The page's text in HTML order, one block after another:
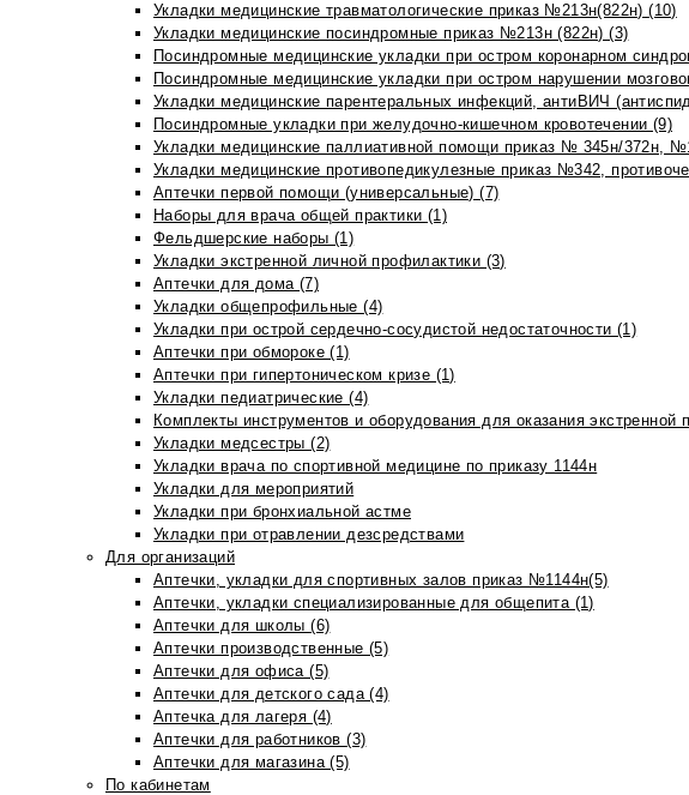
Укладки медицинские травматологические приказ №213н(822н) (10)
Укладки медицинские посиндромные приказ №213н (822н) (3)
Посиндромные медицинские укладки при остром коронарном
Посиндромные медицинские укладки при остром нарушении
Укладки медицинские парентеральных инфекций, антиВИЧ
Посиндромные укладки при желудочно-кишечном кровотечении (9)
Укладки медицинские паллиативной помощи приказ № 345н/372н,
Укладки медицинские противопедикулезные приказ №342,
Аптечки первой помощи (универсальные) (7)
Наборы для врача общей практики (1)
Фельдшерские наборы (1)
Укладки экстренной личной профилактики (3)
Аптечки для дома (7)
Укладки общепрофильные (4)
Укладки при острой сердечно-сосудистой недостаточности (1)
Аптечки при обмороке (1)
Аптечки при гипертоническом кризе (1)
Укладки педиатрические (4)
Комплекты инструментов и оборудования для оказания
Укладки медсестры (2)
Укладки врача по спортивной медицине по приказу 1144н
Укладки для мероприятий
Укладки при бронхиальной астме
Укладки при отравлении дезсредствами
Для организаций
Аптечки, укладки для спортивных залов приказ №1144н(5)
Аптечки, укладки специализированные для общепита (1)
Аптечки для школы (6)
Аптечки производственные (5)
Аптечки для офиса (5)
Аптечки для детского сада (4)
Аптечка для лагеря (4)
Аптечки для работников (3)
Аптечки для магазина (5)
По кабинетам